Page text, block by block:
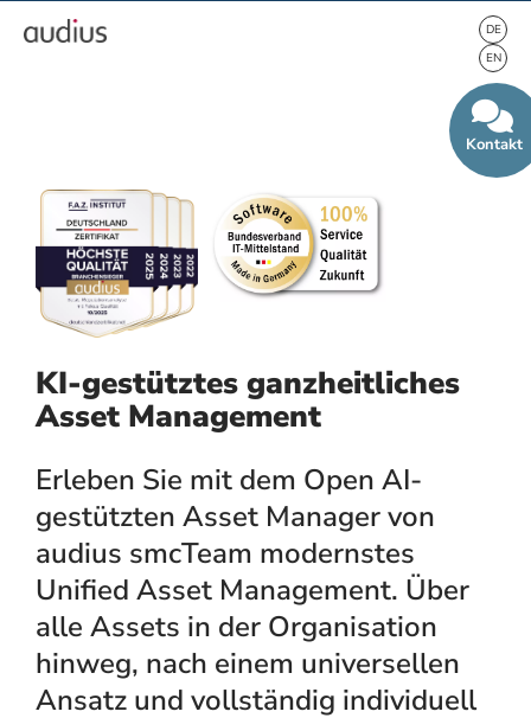
KI-gestütztes ganzheitliches
Asset Management
Erleben Sie mit dem Open AI-
gestützten Asset Manager von
audius smcTeam modernstes
Unified Asset Management. Über
alle Assets in der Organisation
hinweg, nach einem universellen
Ansatz und vollständig individuell
Kontakt